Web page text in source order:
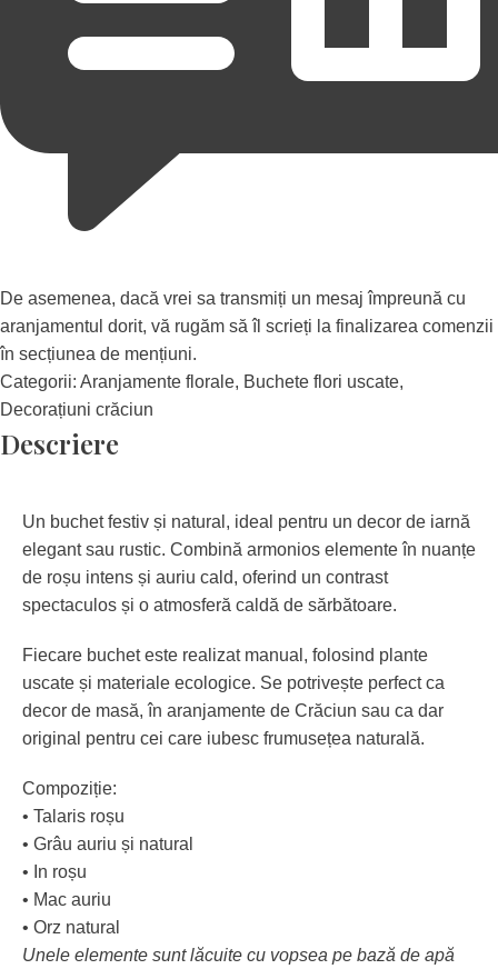
De asemenea, dacă vrei sa transmiți un mesaj împreună cu
aranjamentul dorit, vă rugăm să îl scrieți la finalizarea comenzii
în secțiunea de mențiuni.
Categorii: Aranjamente florale, Buchete flori uscate,
Decorațiuni crăciun
Descriere
Un buchet festiv și natural, ideal pentru un decor de iarnă
elegant sau rustic. Combină armonios elemente în nuanțe
de roșu intens și auriu cald, oferind un contrast
spectaculos și o atmosferă caldă de sărbătoare.
Fiecare buchet este realizat manual, folosind plante
uscate și materiale ecologice. Se potrivește perfect ca
decor de masă, în aranjamente de Crăciun sau ca dar
original pentru cei care iubesc frumusețea naturală.
Compoziție:
• Talaris roșu
• Grâu auriu și natural
• In roșu
• Mac auriu
• Orz natural
Unele elemente sunt lăcuite cu vopsea pe bază de apă